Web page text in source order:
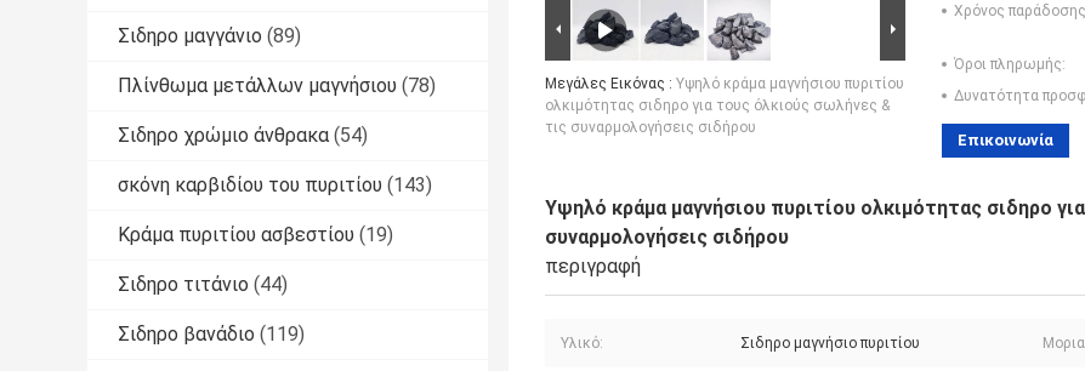
Σιδηρο μαγγάνιο (89)
Πλίνθωμα μετάλλων μαγνήσιου (78)
Σιδηρο χρώμιο άνθρακα (54)
σκόνη καρβιδίου του πυριτίου (143)
Κράμα πυριτίου ασβεστίου (19)
Σιδηρο τιτάνιο (44)
Σιδηρο βανάδιο (119)
Μεγάλες Εικόνας : Υψηλό κράμα μαγνήσιου πυριτίου
ολκιμότητας σιδηρο για τους όλκιούς σωλήνες &
τις συναρμολογήσεις σιδήρου
Χρόνος
Όροι πληρωμής:
Δυνατότητα
Επικοινωνία
Υψηλό κράμα μαγνήσιου πυριτίου ολκιμότητας σιδηρο
συναρμολογήσεις σιδήρου
περιγραφή
Υλικό: Σιδηρο μαγνήσιο πυριτίου